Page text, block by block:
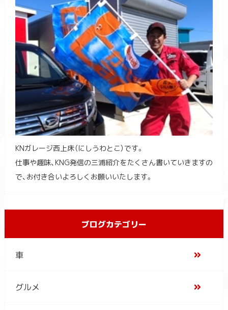
KNガレージ西上床（にしうわとこ）です。
仕事や趣味、KNG発信の三浦紹介をたくさん書いていきますの
で、お付き合いよろしくお願いいたします。
ブログカテゴリー
車
グルメ